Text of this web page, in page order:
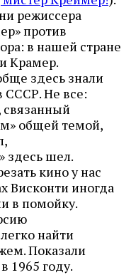
режиссера
против
в нашей стране
Крамер.
здесь знали
СССР. Не все:
связанный
общей темой,
здесь шел.
кино у нас
Висконти иногда
в помойку.
найти
Показали
1965 году.